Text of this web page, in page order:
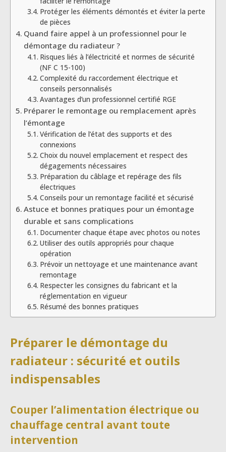
Protéger les éléments démontés et éviter la perte
de pièces
Quand faire appel à un professionnel pour le
démontage du radiateur ?
Risques liés à l’électricité et normes de sécurité
(NF C 15-100)
Complexité du raccordement électrique et
conseils personnalisés
Avantages d’un professionnel certifié RGE
Préparer le remontage ou remplacement après
l’émontage
Vérification de l’état des supports et des
connexions
Choix du nouvel emplacement et respect des
dégagements nécessaires
Préparation du câblage et repérage des fils
électriques
Conseils pour un remontage facilité et sécurisé
Astuce et bonnes pratiques pour un émontage
durable et sans complications
Documenter chaque étape avec photos ou notes
Utiliser des outils appropriés pour chaque
opération
Prévoir un nettoyage et une maintenance avant
remontage
Respecter les consignes du fabricant et la
réglementation en vigueur
Résumé des bonnes pratiques
Préparer le démontage du
radiateur : sécurité et outils
indispensables
Couper l’alimentation électrique ou
chauffage central avant toute
intervention